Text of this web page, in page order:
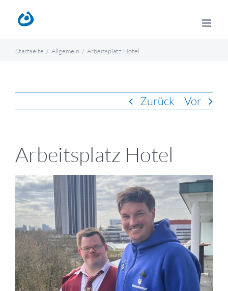
Inhalt
Startseite Allgemein Arbeitsplatz Hotel
Zurück Vor
Arbeitsplatz Hotel
Zeige
grösseres
Bild